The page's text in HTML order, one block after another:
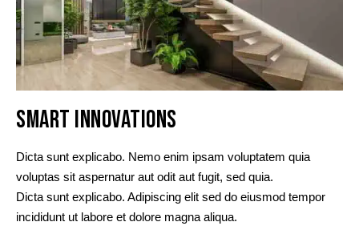
SMART INNOVATIONS
Dicta sunt explicabo. Nemo enim ipsam voluptatem quia
voluptas sit aspernatur aut odit aut fugit, sed quia.
Dicta sunt explicabo. Adipiscing elit sed do eiusmod tempor
incididunt ut labore et dolore magna aliqua.